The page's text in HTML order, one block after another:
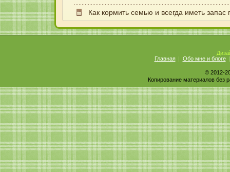
Как кормить семью и всегда иметь
Главная
Обо мне и блоге
© 2012-
Копирование материалов без